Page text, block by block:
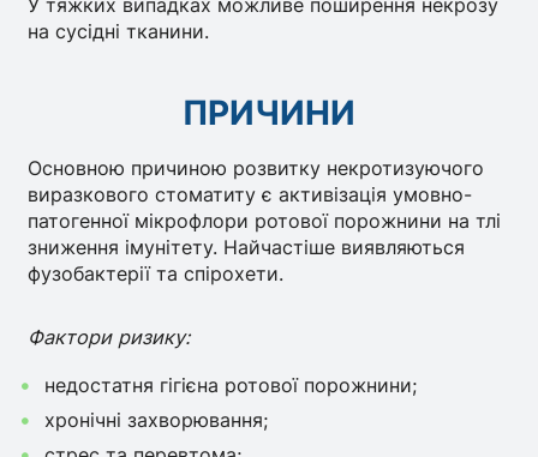
на сусідні тканини.
ПРИЧИНИ
Основною причиною розвитку некротизуючого
виразкового стоматиту є активізація умовно-
патогенної мікрофлори ротової порожнини на тлі
зниження імунітету. Найчастіше виявляються
фузобактерії та спірохети.
Фактори ризику:
недостатня гігієна ротової порожнини;
хронічні захворювання;